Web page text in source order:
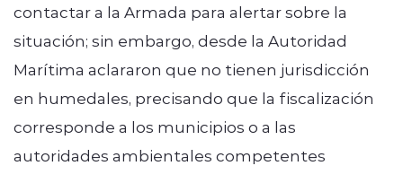
contactar a la Armada para alertar sobre la
situación; sin embargo, desde la Autoridad
Marítima aclararon que no tienen jurisdicción
en humedales, precisando que la fiscalización
corresponde a los municipios o a las
autoridades ambientales competentes